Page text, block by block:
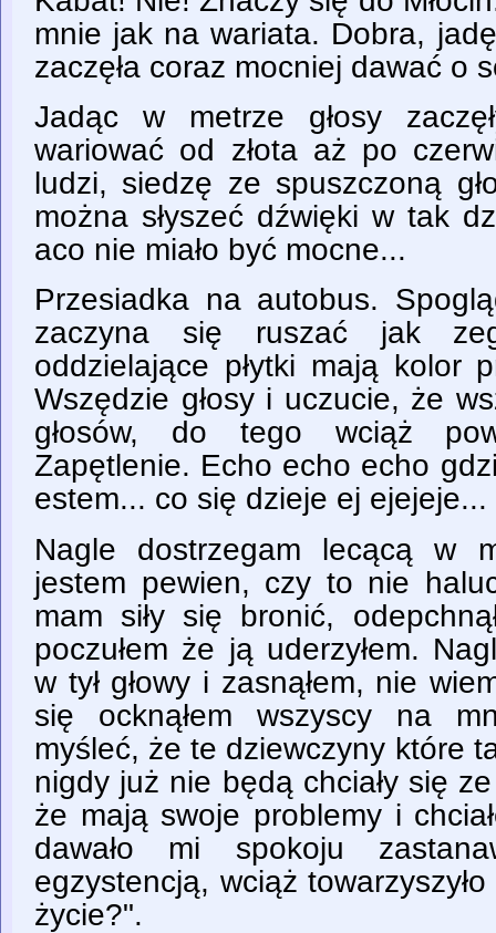
mnie jak na wariata. Dobra,
zaczęła coraz mocniej dawać o
Jadąc w metrze głosy
wariować od złota aż po
ludzi, siedzę ze spuszczoną
można słyszeć dźwięki w tak
aco nie miało być mocne...
Przesiadka na autobus.
zaczyna się ruszać jak
oddzielające płytki mają kolor
Wszędzie głosy i uczucie, że
głosów, do tego wciąż
Zapętlenie. Echo echo echo
estem... co się dzieje ej ejejeje...
Nagle dostrzegam lecącą w
jestem pewien, czy to nie
mam siły się bronić,
poczułem że ją uderzyłem.
w tył głowy i zasnąłem, nie
się ocknąłem wszyscy na
myśleć, że te dziewczyny które
nigdy już nie będą chciały się
że mają swoje problemy i
dawało mi spokoju
egzystencją, wciąż
życie?".